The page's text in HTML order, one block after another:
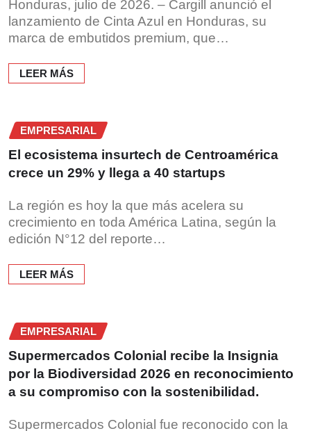
Honduras, julio de 2026. – Cargill anunció el
lanzamiento de Cinta Azul en Honduras, su
marca de embutidos premium, que…
LEER MÁS
EMPRESARIAL
El ecosistema insurtech de Centroamérica
crece un 29% y llega a 40 startups
La región es hoy la que más acelera su
crecimiento en toda América Latina, según la
edición N°12 del reporte…
LEER MÁS
EMPRESARIAL
Supermercados Colonial recibe la Insignia
por la Biodiversidad 2026 en reconocimiento
a su compromiso con la sostenibilidad.
Supermercados Colonial fue reconocido con la